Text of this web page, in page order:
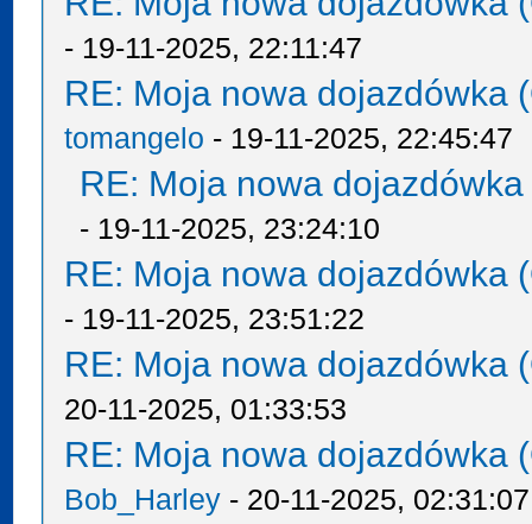
- 19-11-2025, 22:11:47
RE: Moja nowa dojazdówka
tomangelo - 19-11-2025, 22:45:47
RE: Moja nowa
- 19-11-2025, 23:24:10
RE: Moja nowa dojazdówka
- 19-11-2025, 23:51:22
RE: Moja nowa dojazdówka
20-11-2025, 01:33:53
RE: Moja nowa dojazdówka
Bob_Harley - 20-11-2025, 02:31:07